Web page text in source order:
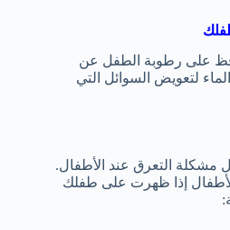
على رطوبة الطفل عن
لتعويض السوائل التي
مشكلة التعرق عند الأطفال.
إذا ظهرت على طفلك